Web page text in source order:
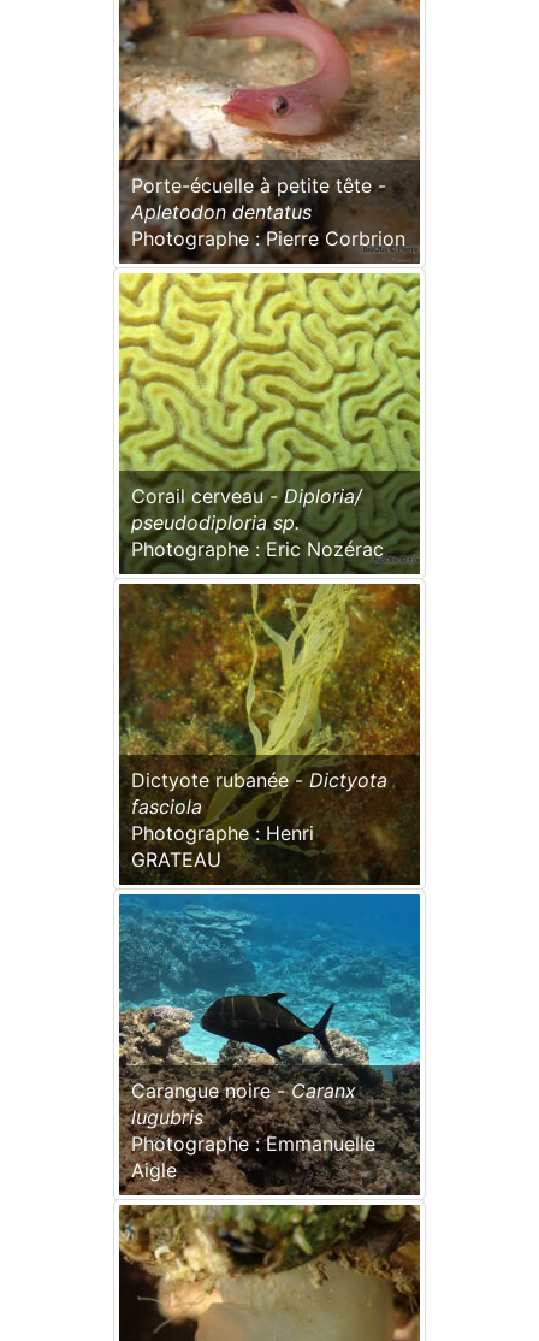
Porte-écuelle à petite tête -
Apletodon dentatus
Photographe : Pierre Corbrion
Corail cerveau -Diploria/
pseudodiploria sp.
Photographe : Eric Nozérac
Dictyote rubanée -Dictyota
fasciola
Photographe : Henri
GRATEAU
Carangue noire -Caranx
lugubris
Photographe : Emmanuelle
Aigle